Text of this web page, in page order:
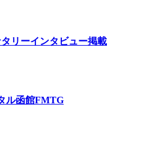
リーインタビュー掲載
ル函館FMTG